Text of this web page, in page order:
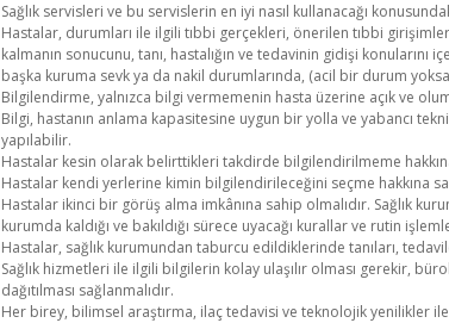
Sağlık servisleri ve bu servislerin en iyi nasıl kullanacağı
Hastalar, durumları ile ilgili tıbbi gerçekleri, önerilen tıbbi
kalmanın sonucunu, tanı, hastalığın ve tedavinin gidişi
başka kuruma sevk ya da nakil durumlarında, (acil bir durum
Bilgilendirme, yalnızca bilgi vermemenin hasta üzerine açık ve
Bilgi, hastanın anlama kapasitesine uygun bir yolla ve yabancı
yapılabilir.
Hastalar kesin olarak belirttikleri takdirde bilgilendirilmeme
Hastalar kendi yerlerine kimin bilgilendirileceğini seçme hakkına
Hastalar ikinci bir görüş alma imkânına sahip olmalıdır. Sağlık
kurumda kaldığı ve bakıldığı sürece uyacağı kurallar ve rutin
Hastalar, sağlık kurumundan taburcu edildiklerinde tanıları,
Sağlık hizmetleri ile ilgili bilgilerin kolay ulaşılır olması gerekir,
dağıtılması sağlanmalıdır.
Her birey, bilimsel araştırma, ilaç tedavisi ve teknolojik yenilikler